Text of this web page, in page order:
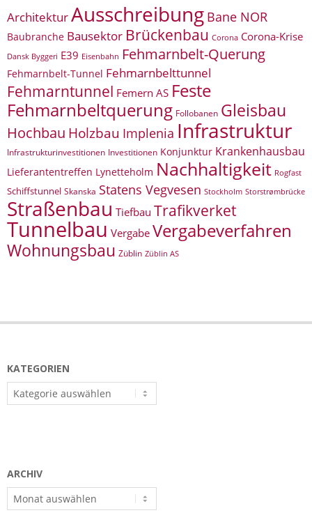
ArchitekturAusschreibung Bane NOR
Baubranche Bausektor Brückenbau Corona Corona-Krise
Dansk Byggeri E39 Eisenbahn Fehmarnbelt-Querung
Fehmarnbelt-Tunnel Fehmarnbelttunnel
Fehmarntunnel Femern AS Feste
Fehmarnbeltquerung Follobanen Gleisbau
Hochbau Holzbau Implenia Infrastruktur
Infrastrukturinvestitionen Investitionen Konjunktur Krankenhausbau
Lieferantentreffen Lynetteholm Nachhaltigkeit Rogfast
Schiffstunnel Skanska Statens Vegvesen Stockholm Storstrømbrücke
Straßenbau Tiefbau Trafikverket
Tunnelbau Vergabe Vergabeverfahren
Wohnungsbau Züblin Züblin AS
KATEGORIEN
Kategorien
ARCHIV
Archiv